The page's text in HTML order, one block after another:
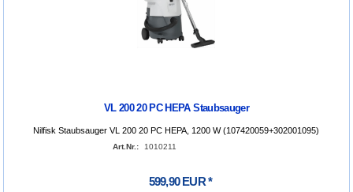
VL 200 20 PC HEPA Staubsauger
Nilfisk Staubsauger VL 200 20 PC HEPA, 1200 W (107420059+302001095)
Art.Nr.: 1010211
599,90 EUR*